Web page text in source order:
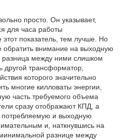
просто. Он указывает,
для часа работы
показатель, тем лучше. Но
обратить внимание на выходную
разница между ними слишком
другой трансформатор,
которого значительно
многие килловаты энергии,
часть требуемого объема
сразу отображают КПД, а
и выходную
и, наткнувшись на
разнице между